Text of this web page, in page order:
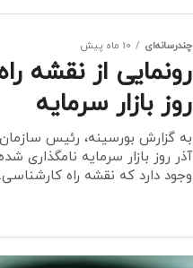
چندرسانه‌ای 10 ماه پیش
رونمایی از نقشه
روز بازار سرمایه
به گزارش بورسینه، رئیس
آذر روز بازار سرمایه نامگذاری
وجود دارد که نقشه راه